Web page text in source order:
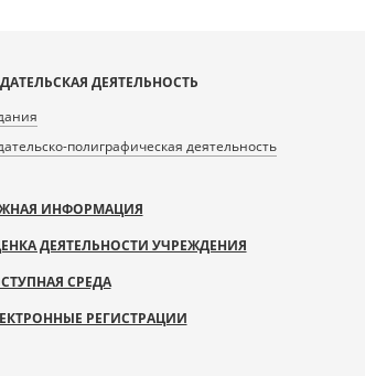
ДЕЯТЕЛЬНОСТЬ
полиграфическая деятельность
ИНФОРМАЦИЯ
ДЕЯТЕЛЬНОСТИ УЧРЕЖДЕНИЯ
СРЕДА
РЕГИСТРАЦИИ